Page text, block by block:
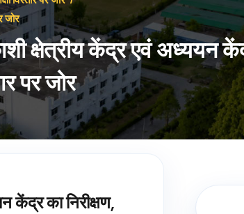
जोर
क्षेत्रीय केंद्र एवं अध्ययन
पर जोर
केंद्र का निरीक्षण,